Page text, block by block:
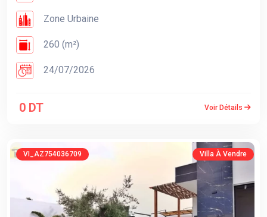
Zone Urbaine
260 (m²)
24/07/2026
0 DT Voir Détails
VI_AZ754036709 Villa À Vendre